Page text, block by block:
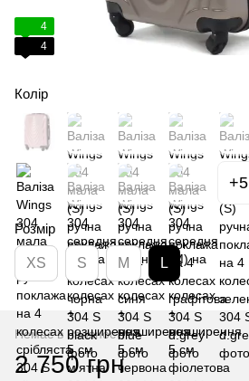
4
4
Колір
+5
Розмір
XS S M L
Немає в наявності
2 750 грн